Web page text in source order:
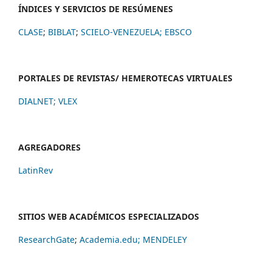
ÍNDICES Y SERVICIOS DE RESÚMENES
CLASE; BIBLAT; SCIELO-VENEZUELA; EBSCO
PORTALES DE REVISTAS/ HEMEROTECAS VIRTUALES
DIALNET; VLEX
AGREGADORES
LatinRev
SITIOS WEB ACADÉMICOS ESPECIALIZADOS
ResearchGate; Academia.edu; MENDELEY